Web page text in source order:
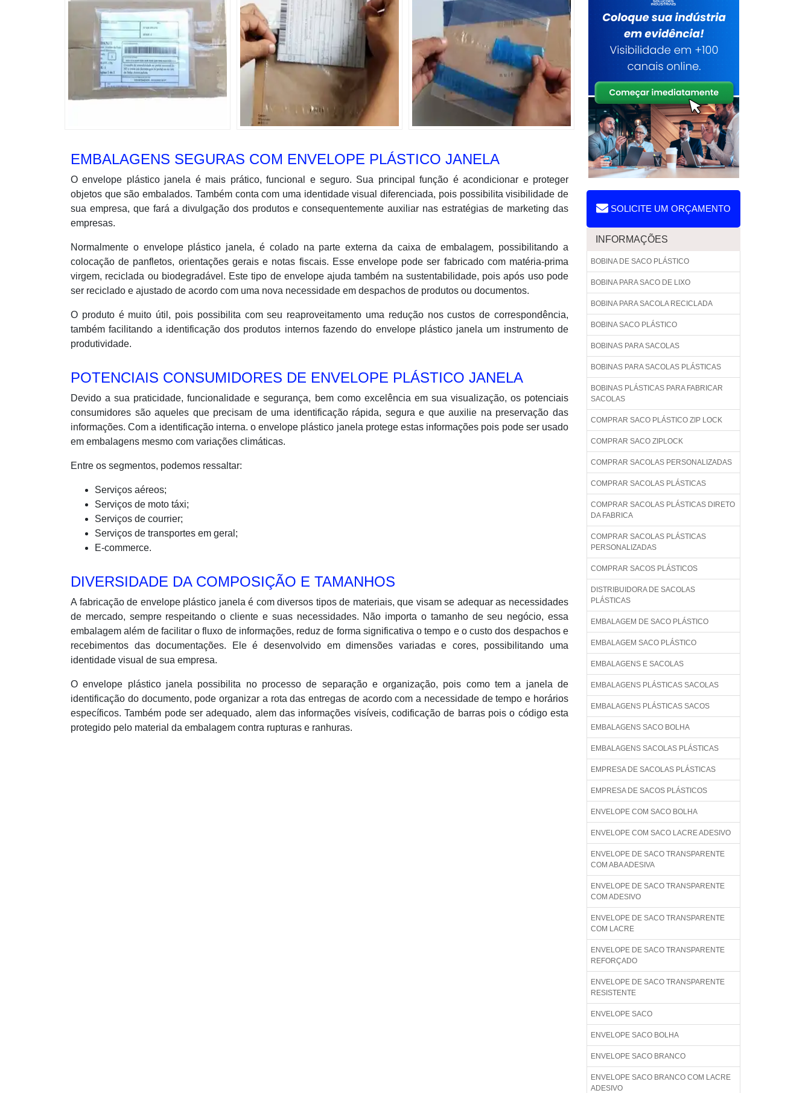
EMBALAGENS SEGURAS COM ENVELOPE PLÁSTICO JANELA
O envelope plástico janela é mais prático, funcional e seguro. Sua principal função é acondicionar e proteger
objetos que são embalados. Também conta com uma identidade visual diferenciada, pois possibilita visibilidade de
sua empresa, que fará a divulgação dos produtos e consequentemente auxiliar nas estratégias de marketing das
empresas.
Normalmente o envelope plástico janela, é colado na parte externa da caixa de embalagem, possibilitando a
colocação de panfletos, orientações gerais e notas fiscais. Esse envelope pode ser fabricado com matéria-prima
virgem, reciclada ou biodegradável. Este tipo de envelope ajuda também na sustentabilidade, pois após uso pode
ser reciclado e ajustado de acordo com uma nova necessidade em despachos de produtos ou documentos.
O produto é muito útil, pois possibilita com seu reaproveitamento uma redução nos custos de correspondência,
também facilitando a identificação dos produtos internos fazendo do envelope plástico janela um instrumento de
produtividade.
POTENCIAIS CONSUMIDORES DE ENVELOPE PLÁSTICO JANELA
Devido a sua praticidade, funcionalidade e segurança, bem como excelência em sua visualização, os potenciais
consumidores são aqueles que precisam de uma identificação rápida, segura e que auxilie na preservação das
informações. Com a identificação interna. o envelope plástico janela protege estas informações pois pode ser usado
em embalagens mesmo com variações climáticas.
Entre os segmentos, podemos ressaltar:
Serviços aéreos;
Serviços de moto táxi;
Serviços de courrier;
Serviços de transportes em geral;
E-commerce.
DIVERSIDADE DA COMPOSIÇÃO E TAMANHOS
A fabricação de envelope plástico janela é com diversos tipos de materiais, que visam se adequar as necessidades
de mercado, sempre respeitando o cliente e suas necessidades. Não importa o tamanho de seu negócio, essa
embalagem além de facilitar o fluxo de informações, reduz de forma significativa o tempo e o custo dos despachos e
recebimentos das documentações. Ele é desenvolvido em dimensões variadas e cores, possibilitando uma
identidade visual de sua empresa.
O envelope plástico janela possibilita no processo de separação e organização, pois como tem a janela de
identificação do documento, pode organizar a rota das entregas de acordo com a necessidade de tempo e horários
específicos. Também pode ser adequado, alem das informações visíveis, codificação de barras pois o código esta
protegido pelo material da embalagem contra rupturas e ranhuras.
SOLICITE UM ORÇAMENTO
INFORMAÇÕES
BOBINA DE SACO PLÁSTICO
BOBINA PARA SACO DE LIXO
BOBINA PARA SACOLA RECICLADA
BOBINA SACO PLÁSTICO
BOBINAS PARA SACOLAS
BOBINAS PARA SACOLAS PLÁSTICAS
BOBINAS PLÁSTICAS PARA FABRICAR
SACOLAS
COMPRAR SACO PLÁSTICO ZIP LOCK
COMPRAR SACO ZIPLOCK
COMPRAR SACOLAS PERSONALIZADAS
COMPRAR SACOLAS PLÁSTICAS
COMPRAR SACOLAS PLÁSTICAS DIRETO
DA FABRICA
COMPRAR SACOLAS PLÁSTICAS
PERSONALIZADAS
COMPRAR SACOS PLÁSTICOS
DISTRIBUIDORA DE SACOLAS
PLÁSTICAS
EMBALAGEM DE SACO PLÁSTICO
EMBALAGEM SACO PLÁSTICO
EMBALAGENS E SACOLAS
EMBALAGENS PLÁSTICAS SACOLAS
EMBALAGENS PLÁSTICAS SACOS
EMBALAGENS SACO BOLHA
EMBALAGENS SACOLAS PLÁSTICAS
EMPRESA DE SACOLAS PLÁSTICAS
EMPRESA DE SACOS PLÁSTICOS
ENVELOPE COM SACO BOLHA
ENVELOPE COM SACO LACRE ADESIVO
ENVELOPE DE SACO TRANSPARENTE
COM ABA ADESIVA
ENVELOPE DE SACO TRANSPARENTE
COM ADESIVO
ENVELOPE DE SACO TRANSPARENTE
COM LACRE
ENVELOPE DE SACO TRANSPARENTE
REFORÇADO
ENVELOPE DE SACO TRANSPARENTE
RESISTENTE
ENVELOPE SACO
ENVELOPE SACO BOLHA
ENVELOPE SACO BRANCO
ENVELOPE SACO BRANCO COM LACRE
ADESIVO